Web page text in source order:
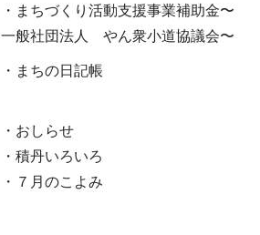
・まちづくり活動支援事業補助金〜
一般社団法人 やん衆小道協議会〜
・まちの日記帳
・おしらせ
・積丹いろいろ
・７月のこよみ